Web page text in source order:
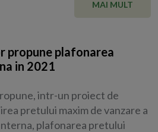
MAI MULT
propune plafonarea
in 2021
intr-un proiect de
pretului maxim de vanzare a
plafonarea pretului